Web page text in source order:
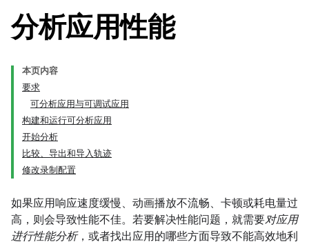
分析应用性能
本页内容
要求
可分析应用与可调试应用
构建和运行可分析应用
开始分析
比较、导出和导入轨迹
修改录制配置
如果应用响应速度缓慢、动画播放不流畅、卡顿或耗电量过
高，则会导致性能不佳。若要解决性能问题，就需要对应用
进行性能分析，或者找出应用的哪些方面导致不能高效地利